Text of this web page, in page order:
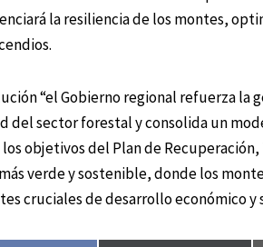
la resiliencia de los montes,
“el Gobierno regional refuerza
del sector forestal y consolida un
objetivos del Plan de
verde y sostenible, donde los
cruciales de desarrollo económico y